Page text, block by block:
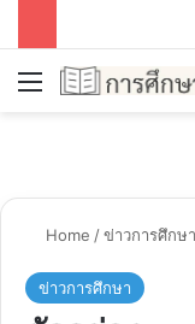
Menu
Home /ข่าวการศึกษา
ข่าวการศึกษา